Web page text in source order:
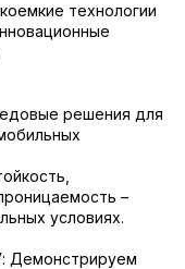
технологии
решения для
–
условиях.
Демонстрируем